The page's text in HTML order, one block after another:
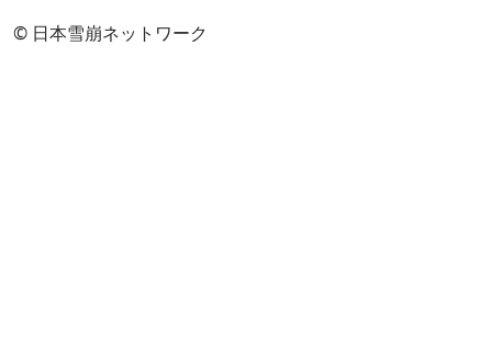
© 日本雪崩ネットワーク